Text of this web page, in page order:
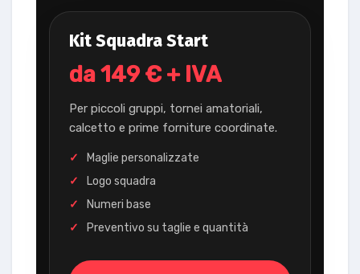
Kit Squadra Start
da 149 € + IVA
Per piccoli gruppi, tornei amatoriali,
calcetto e prime forniture coordinate.
Maglie personalizzate
Logo squadra
Numeri base
Preventivo su taglie e quantità